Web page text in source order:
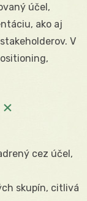
účel,
ako aj
V
cez účel,
skupín, citlivá